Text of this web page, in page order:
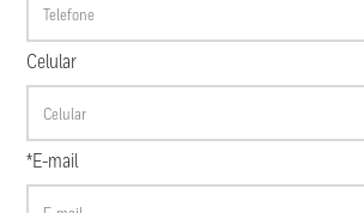
Celular
*E-mail